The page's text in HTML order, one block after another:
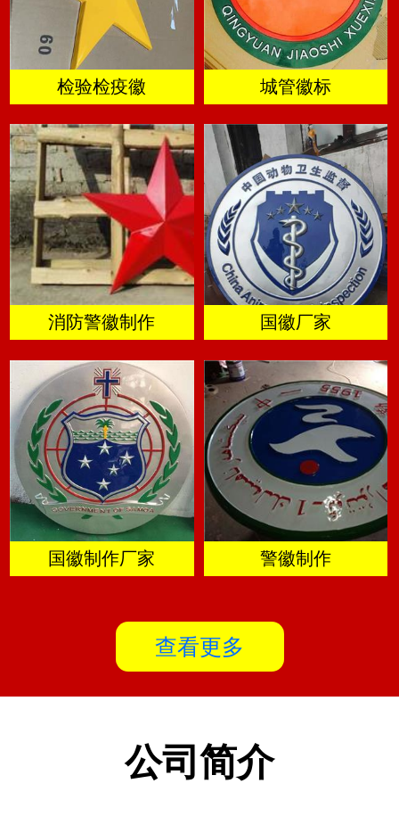
检验检疫徽 城管徽标
消防警徽制作 国徽厂家
国徽制作厂家 警徽制作
查看更多
公司简介